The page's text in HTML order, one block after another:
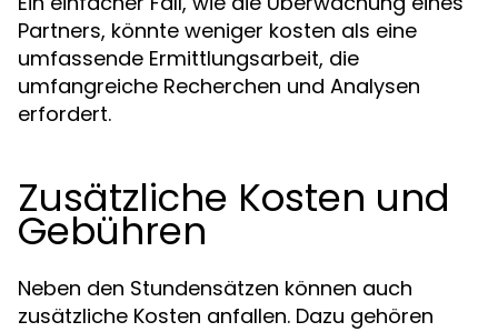
Partners, könnte weniger kosten als eine
umfassende Ermittlungsarbeit, die
umfangreiche Recherchen und Analysen
erfordert.
Zusätzliche Kosten und
Gebühren
Neben den Stundensätzen können auch
zusätzliche Kosten anfallen. Dazu gehören